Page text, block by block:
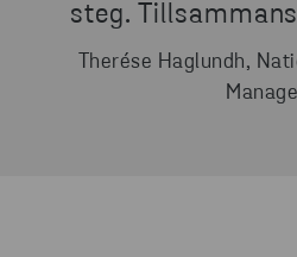
steg.
Therése Haglundh,